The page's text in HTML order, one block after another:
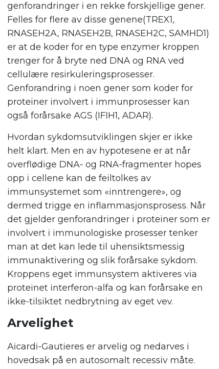
genforandringer i en rekke forskjellige gener.
Felles for flere av disse genene(TREX1,
RNASEH2A, RNASEH2B, RNASEH2C, SAMHD1)
er at de koder for en type enzymer kroppen
trenger for å bryte ned DNA og RNA ved
cellulære resirkuleringsprosesser.
Genforandring i noen gener som koder for
proteiner involvert i immunprosesser kan
også forårsake AGS (IFIH1, ADAR).
Hvordan sykdomsutviklingen skjer er ikke
helt klart. Men en av hypotesene er at når
overflødige DNA- og RNA-fragmenter hopes
opp i cellene kan de feiltolkes av
immunsystemet som «inntrengere», og
dermed trigge en inflammasjonsprosess. Når
det gjelder genforandringer i proteiner som er
involvert i immunologiske prosesser tenker
man at det kan lede til uhensiktsmessig
immunaktivering og slik forårsake sykdom.
Kroppens eget immunsystem aktiveres via
proteinet interferon-alfa og kan forårsake en
ikke-tilsiktet nedbrytning av eget vev.
Arvelighet
Aicardi-Gautieres er arvelig og nedarves i
hovedsak på en autosomalt recessiv måte.